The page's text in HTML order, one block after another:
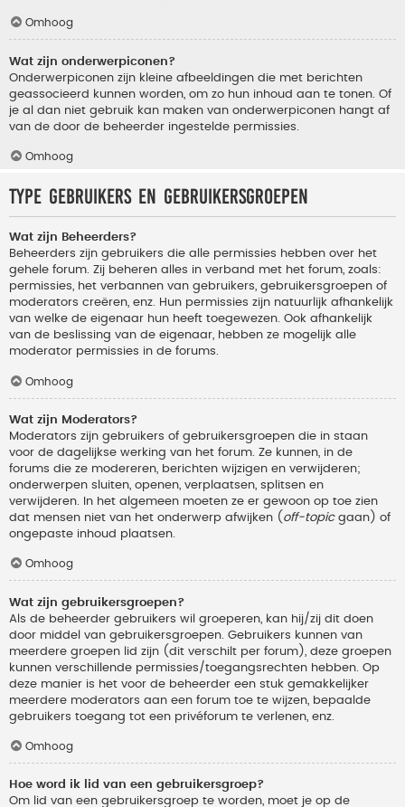
Omhoog
Wat zijn onderwerpiconen?
Onderwerpiconen zijn kleine afbeeldingen die met berichten
geassocieerd kunnen worden, om zo hun inhoud aan te tonen. Of
je al dan niet gebruik kan maken van onderwerpiconen hangt af
van de door de beheerder ingestelde permissies.
Omhoog
Type gebruikers en gebruikersgroepen
Wat zijn Beheerders?
Beheerders zijn gebruikers die alle permissies hebben over het
gehele forum. Zij beheren alles in verband met het forum, zoals:
permissies, het verbannen van gebruikers, gebruikersgroepen of
moderators creëren, enz. Hun permissies zijn natuurlijk afhankelijk
van welke de eigenaar hun heeft toegewezen. Ook afhankelijk
van de beslissing van de eigenaar, hebben ze mogelijk alle
moderator permissies in de forums.
Omhoog
Wat zijn Moderators?
Moderators zijn gebruikers of gebruikersgroepen die in staan
voor de dagelijkse werking van het forum. Ze kunnen, in de
forums die ze modereren, berichten wijzigen en verwijderen;
onderwerpen sluiten, openen, verplaatsen, splitsen en
verwijderen. In het algemeen moeten ze er gewoon op toe zien
dat mensen niet van het onderwerp afwijken ( off-topicgaan) of
ongepaste inhoud plaatsen.
Omhoog
Wat zijn gebruikersgroepen?
Als de beheerder gebruikers wil groeperen, kan hij/zij dit doen
door middel van gebruikersgroepen. Gebruikers kunnen van
meerdere groepen lid zijn (dit verschilt per forum), deze groepen
kunnen verschillende permissies/toegangsrechten hebben. Op
deze manier is het voor de beheerder een stuk gemakkelijker
meerdere moderators aan een forum toe te wijzen, bepaalde
gebruikers toegang tot een privéforum te verlenen, enz.
Omhoog
Hoe word ik lid van een gebruikersgroep?
Om lid van een gebruikersgroep te worden, moet je op de